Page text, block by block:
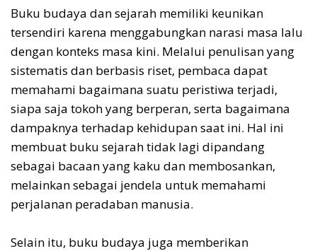
Buku budaya dan sejarah memiliki keunikan
tersendiri karena menggabungkan narasi masa lalu
dengan konteks masa kini. Melalui penulisan yang
sistematis dan berbasis riset, pembaca dapat
memahami bagaimana suatu peristiwa terjadi,
siapa saja tokoh yang berperan, serta bagaimana
dampaknya terhadap kehidupan saat ini. Hal ini
membuat buku sejarah tidak lagi dipandang
sebagai bacaan yang kaku dan membosankan,
melainkan sebagai jendela untuk memahami
perjalanan peradaban manusia.
Selain itu, buku budaya juga memberikan